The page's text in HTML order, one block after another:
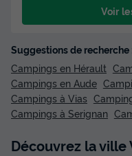
Voir
Suggestions de recherche
Campings en Hérault
Campings en Aude
Campings à Vias
Campings à Serignan
Découvrez la ville